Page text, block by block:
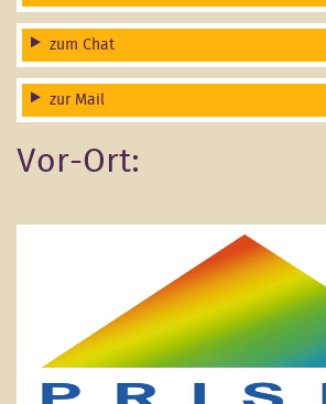
zum Chat
zur Mail
Vor-Ort: